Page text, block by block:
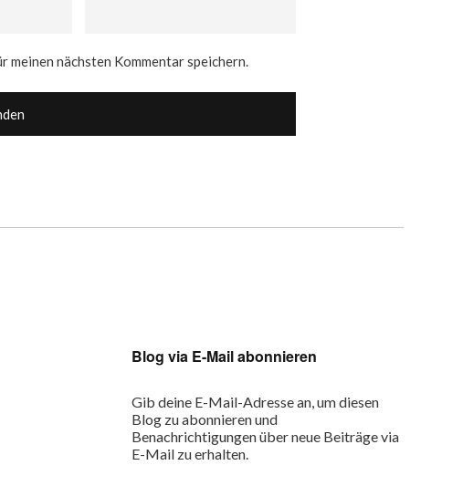
meinen nächsten Kommentar speichern.
Blog via E-Mail abonnieren
Gib deine E-Mail-Adresse an, um diesen
Blog zu abonnieren und
Benachrichtigungen über neue Beiträge via
E-Mail zu erhalten.